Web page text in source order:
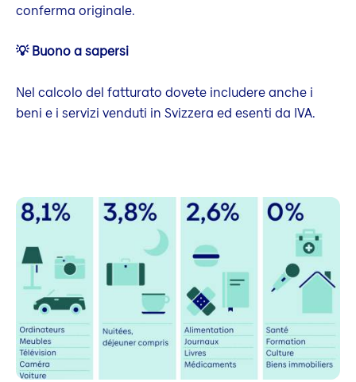
conferma originale.
💡 Buono a sapersi
Nel calcolo del fatturato dovete includere anche i
beni e i servizi venduti in Svizzera ed esenti da IVA.